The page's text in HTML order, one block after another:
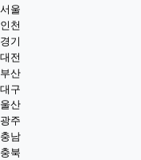
서울
인천
경기
대전
부산
대구
울산
광주
충남
충북